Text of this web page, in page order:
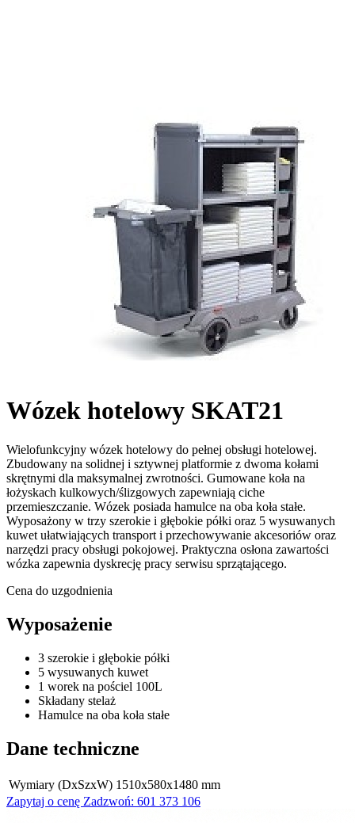
Wózek hotelowy SKAT21
Wielofunkcyjny wózek hotelowy do pełnej obsługi hotelowej.
Zbudowany na solidnej i sztywnej platformie z dwoma kołami
skrętnymi dla maksymalnej zwrotności. Gumowane koła na
łożyskach kulkowych/ślizgowych zapewniają ciche
przemieszczanie. Wózek posiada hamulce na oba koła stałe.
Wyposażony w trzy szerokie i głębokie półki oraz 5 wysuwanych
kuwet ułatwiających transport i przechowywanie akcesoriów oraz
narzędzi pracy obsługi pokojowej. Praktyczna osłona zawartości
wózka zapewnia dyskrecję pracy serwisu sprzątającego.
Cena do uzgodnienia
Wyposażenie
3 szerokie i głębokie półki
5 wysuwanych kuwet
1 worek na pościel 100L
Składany stelaż
Hamulce na oba koła stałe
Dane techniczne
Wymiary (DxSzxW) 1510x580x1480 mm
Zapytaj o cenę Zadzwoń: 601 373 106